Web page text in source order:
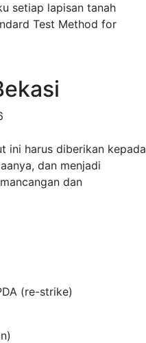
setiap lapisan tanah
Test Method for
ini harus diberikan kepada
dan menjadi
dan
(re-strike)